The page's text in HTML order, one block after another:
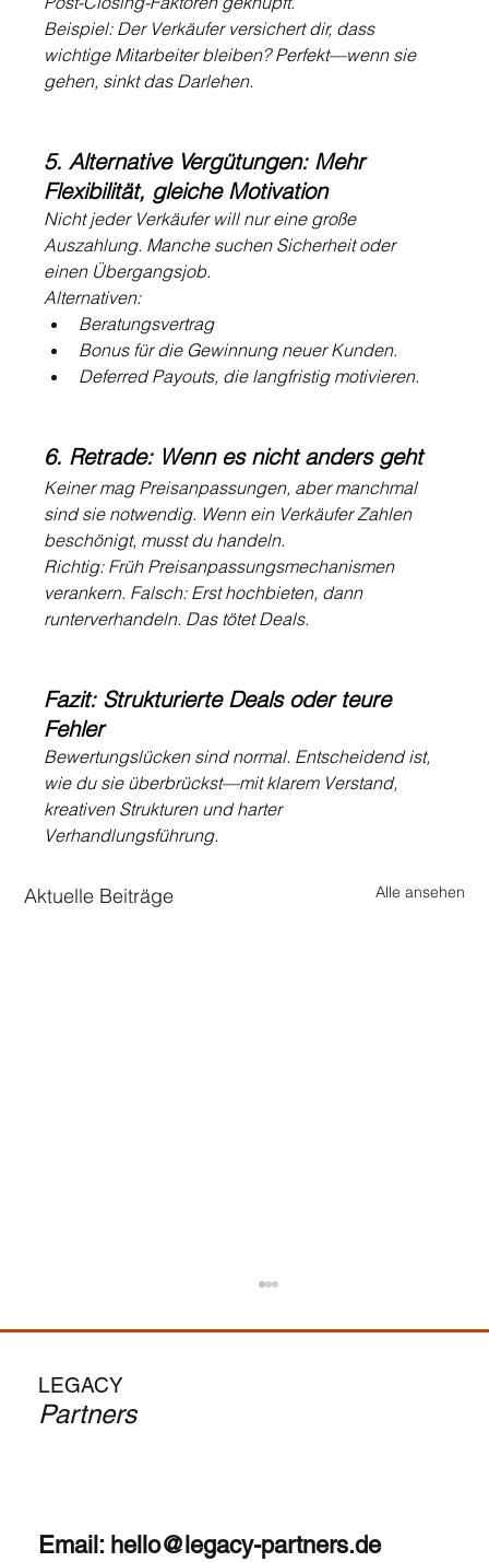
Beispiel: Der Verkäufer versichert dir, dass
wichtige Mitarbeiter bleiben? Perfekt—wenn sie
gehen, sinkt das Darlehen.
5. Alternative Vergütungen: Mehr
Flexibilität, gleiche Motivation
Nicht jeder Verkäufer will nur eine große
Auszahlung. Manche suchen Sicherheit oder
einen Übergangsjob.
Alternativen:
Beratungsvertrag
Bonus für die Gewinnung neuer Kunden.
Deferred Payouts, die langfristig motivieren.
6. Retrade: Wenn es nicht anders geht
Keiner mag Preisanpassungen, aber manchmal
sind sie notwendig. Wenn ein Verkäufer Zahlen
beschönigt, musst du handeln.
Richtig: Früh Preisanpassungsmechanismen
verankern. Falsch: Erst hochbieten, dann
runterverhandeln. Das tötet Deals.
Fazit: Strukturierte Deals oder teure
Fehler
Bewertungslücken sind normal. Entscheidend ist,
wie du sie überbrückst—mit klarem Verstand,
kreativen Strukturen und harter
Verhandlungsführung.
Aktuelle Beiträge Alle ansehen
Weg für Dich?
Originals. Die Anziehungskraft ist unbestreitbar
– in deinen 30ern CEO werden, dein eigenes...
LEGACY
Partners
Email: hello@legacy-partners.de